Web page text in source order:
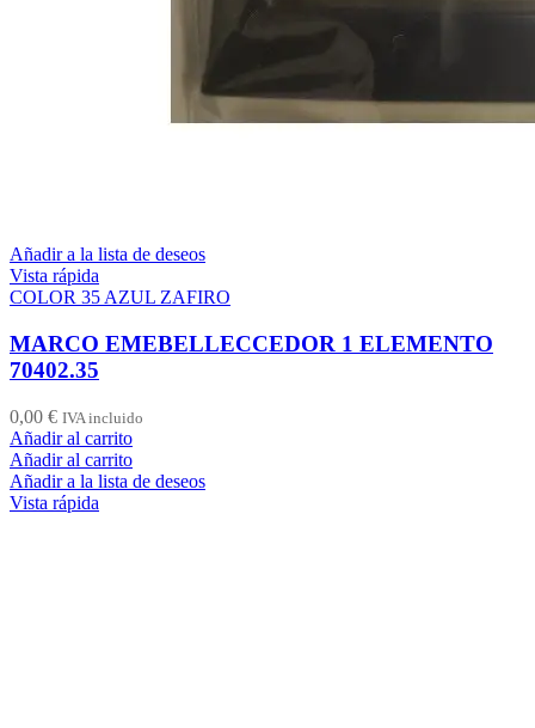
Añadir a la lista de deseos
Vista rápida
COLOR 35 AZUL ZAFIRO
MARCO EMEBELLECCEDOR 1 ELEMENTO
70402.35
0,00 € IVA incluido
Añadir al carrito
Añadir al carrito
Añadir a la lista de deseos
Vista rápida